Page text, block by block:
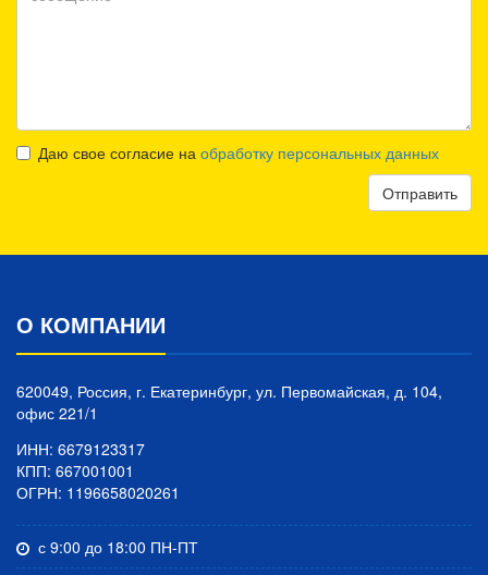
Даю свое согласие на обработку персональных данных
Отправить
О КОМПАНИИ
620049, Россия, г. Екатеринбург, ул. Первомайская, д. 104,
офис 221/1
ИНН: 6679123317
КПП: 667001001
ОГРН: 1196658020261
с 9:00 до 18:00 ПН-ПТ